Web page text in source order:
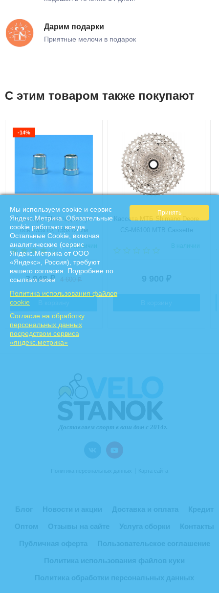
Дарим подарки
Приятные мелочи в подарок
С этим товаром также покупают
-14%
Адаптеры Elite под полую
ось 135x10, 135x12 мм
В наличии
3 948₽ 4 600₽
Кассета МТБ Shimano Deore
10-51T
Мы используем cookie и сервис
Яндекс.Метрика. Обязательные
cookie работают всегда.
Остальные Сookie, включая
аналитические (сервис
Яндекс.Метрика от ООО
«Яндекс», Россия), требуют
вашего согласия. Подробнее по
ссылкам ниже
Политика использования файлов
cookie
Cогласие на обработку
персональных данных
посредством сервиса
«яндекс.метрика»